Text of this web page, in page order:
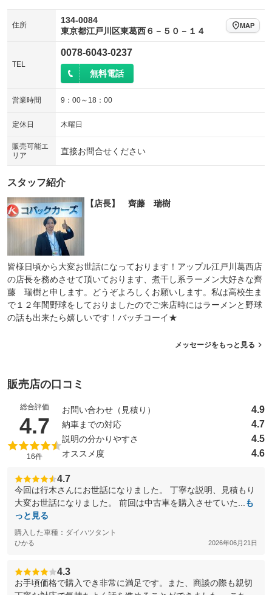
住所
134-0084
東京都江戸川区東葛西６－５０－１４
MAP
TEL
0078-6043-0237
無料電話
営業時間 9：00～18：00
定休日 木曜日
販売可能エ
リア
直接お問合せください
スタッフ紹介
【店長】 齊藤 瑞樹
皆様日頃から大変お世話になっております！アップル江戸川葛西店
の店長を務めさせて頂いております、煮干し系ラーメン大好きな齊
藤 瑞樹と申します。どうぞよろしくお願いします。私は高校生ま
で１２年間野球をしておりましたのでご来店時にはラーメンと野球
の話も出来たら嬉しいです！バッチコーイ★
メッセージをもっと見る
販売店の口コミ
総合評価
4.7 （5点満点中）
16件
お問い合わせ（見積り） 4.9
納車までの対応 4.7
説明の分かりやすさ 4.5
オススメ度 4.6
4.7
今回は行木さんにお世話になりました。 丁寧な説明、見積もり
大変お世話になりました。 前回は中古車を購入させていた...
も
っと見る
購入した車種：ダイハツタント
ひかる 2026年06月21日
4.3
お手頃価格で購入でき非常に満足です。また、商談の際も親切